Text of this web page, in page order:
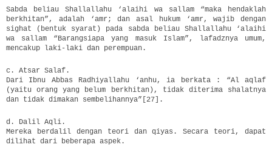
Sabda beliau Shallallahu ‘alaihi wa sallam “maka hendaklah
berkhitan”, adalah ‘amr; dan asal hukum ‘amr, wajib dengan
sighat (bentuk syarat) pada sabda beliau Shallallahu ‘alaihi
wa sallam “Barangsiapa yang masuk Islam”, lafadznya umum,
mencakup laki-laki dan perempuan.
c. Atsar Salaf.
Dari Ibnu Abbas Radhiyallahu ‘anhu, ia berkata : “Al aqlaf
(yaitu orang yang belum berkhitan), tidak diterima shalatnya
dan tidak dimakan sembelihannya”[27].
d. Dalil Aqli.
Mereka berdalil dengan teori dan qiyas. Secara teori, dapat
dilihat dari beberapa aspek.